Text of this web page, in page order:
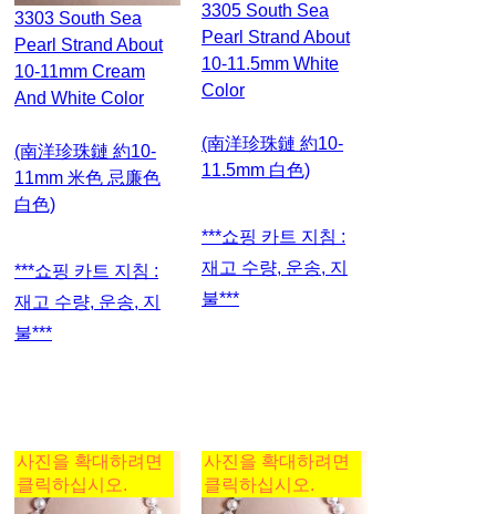
3303 South Sea
Pearl Strand About
10-11mm Cream
And White Color
(南洋珍珠鏈 約10-
11mm 米色 忌廉色
白色)
***쇼핑 카트 지침 :
재고 수량, 운송, 지
불***
3305 South Sea
Pearl Strand About
10-11.5mm White
Color
(南洋珍珠鏈 約10-
11.5mm 白色)
***쇼핑 카트 지침 :
재고 수량, 운송, 지
불***
사진을 확대하려면
클릭하십시오.
사진을 확대하려면
클릭하십시오.